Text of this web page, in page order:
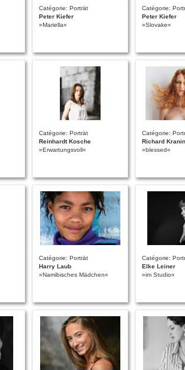
Catégorie: Porträt
Peter Kiefer
»Mariella«
Catégorie:
Peter Kiefer
»Slovake«
Catégorie: Porträt
Reinhardt Kosche
»Erwartungsvoll«
Catégorie:
Richard
»blessed«
Catégorie: Porträt
Harry Laub
»Namibisches Mädchen«
Catégorie:
Elke Leiner
»im Studio«